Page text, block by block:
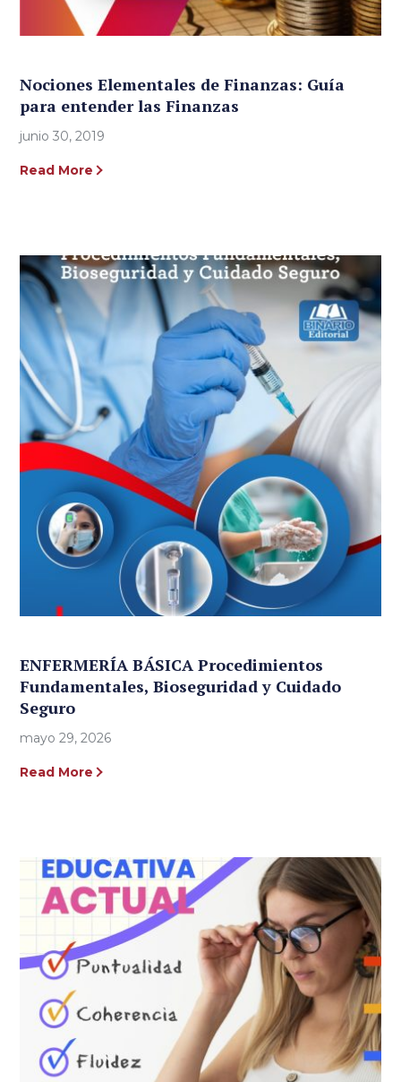
Nociones Elementales de Finanzas: Guía
para entender las Finanzas
junio 30, 2019
Read More
ENFERMERÍA BÁSICA Procedimientos
Fundamentales, Bioseguridad y Cuidado
Seguro
mayo 29, 2026
Read More